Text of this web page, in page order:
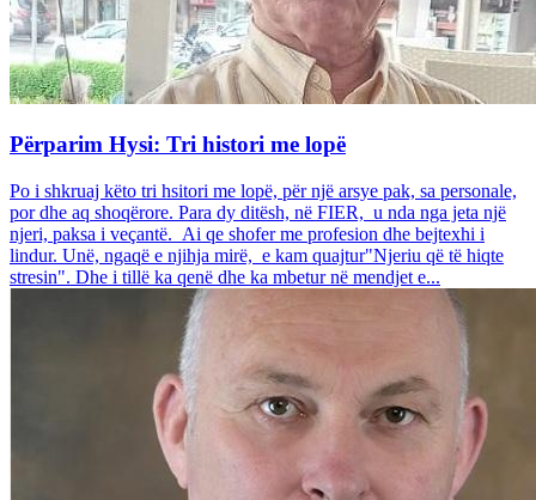
Përparim Hysi: Tri histori me lopë
Po i shkruaj këto tri hsitori me lopë, për një arsye pak, sa personale,
por dhe aq shoqërore. Para dy ditësh, në FIER, u nda nga jeta një
njeri, paksa i veçantë. Ai qe shofer me profesion dhe bejtexhi i
lindur. Unë, ngaqë e njihja mirë, e kam quajtur"Njeriu që të hiqte
stresin". Dhe i tillë ka qenë dhe ka mbetur në mendjet e...